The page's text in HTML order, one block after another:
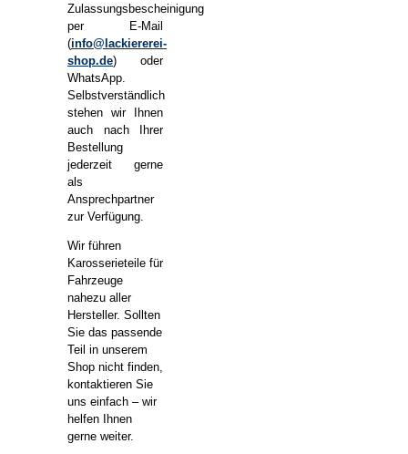
Zulassungsbescheinigung
per E-Mail
(info@lackiererei-
shop.de) oder
WhatsApp.
Selbstverständlich
stehen wir Ihnen
auch nach Ihrer
Bestellung
jederzeit gerne
als
Ansprechpartner
zur Verfügung.
Wir führen
Karosserieteile für
Fahrzeuge
nahezu aller
Hersteller. Sollten
Sie das passende
Teil in unserem
Shop nicht finden,
kontaktieren Sie
uns einfach – wir
helfen Ihnen
gerne weiter.